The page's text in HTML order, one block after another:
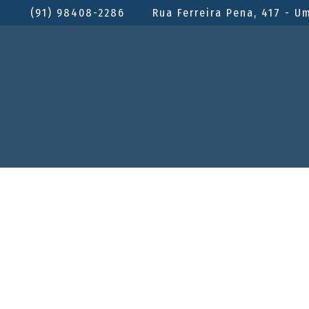
(91) 98408-2286 Rua Ferreira Pena, 417 -